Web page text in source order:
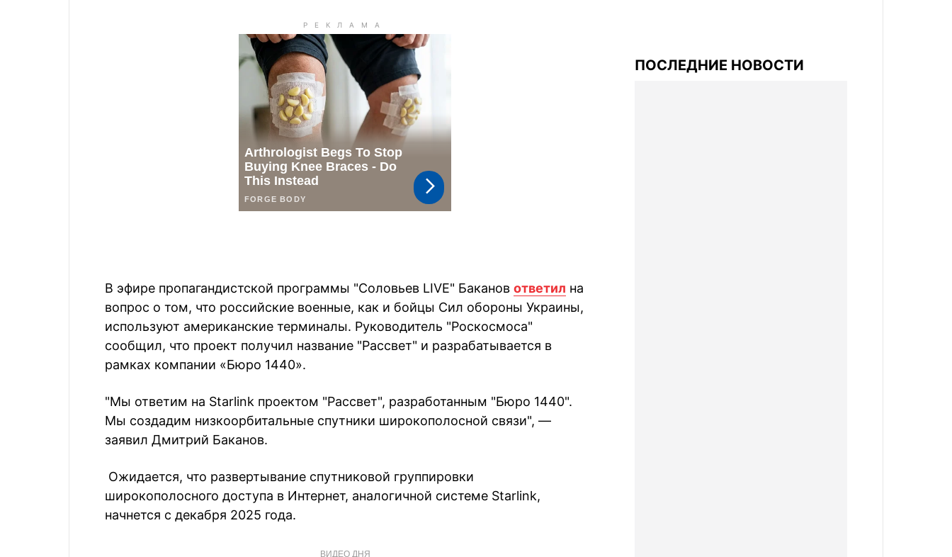
В эфире пропагандистской программы "Соловьев LIVE" Баканов ответил на
вопрос о том, что российские военные, как и бойцы Сил обороны Украины,
используют американские терминалы. Руководитель "Роскосмоса"
сообщил, что проект получил название "Рассвет" и разрабатывается в
рамках компании «Бюро 1440».
"Мы ответим на Starlink проектом "Рассвет", разработанным "Бюро 1440".
Мы создадим низкоорбитальные спутники широкополосной связи", —
заявил Дмитрий Баканов.
Ожидается, что развертывание спутниковой группировки
широкополосного доступа в Интернет, аналогичной системе Starlink,
начнется с декабря 2025 года.
ВИДЕО ДНЯ
ПОСЛЕДНИЕ НОВОСТИ